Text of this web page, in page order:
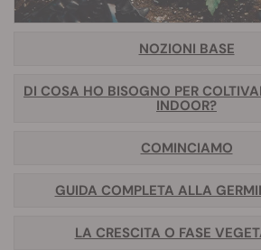
NOZIONI BASE
DI COSA HO BISOGNO PER
INDOOR?
COMINCIAMO
GUIDA COMPLETA ALLA
LA CRESCITA O FASE